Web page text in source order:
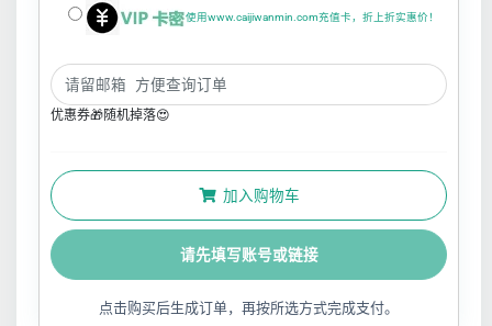
使用www.caijiwanmin.com充值卡，折上折实惠价！
优惠券🎁随机掉落😍
加入购物车
请先填写账号或链接
点击购买后生成订单，再按所选方式完成支付。